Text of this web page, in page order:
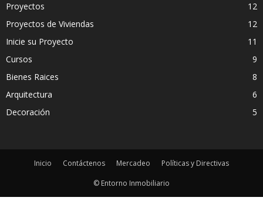
Proyectos
12
Proyectos de Viviendas
12
Inicie su Proyecto
11
Cursos
9
Bienes Raices
8
Arquitectura
6
Decoración
5
Inicio Contáctenos Mercadeo
Políticas y Directivas
© Entorno Inmobiliario